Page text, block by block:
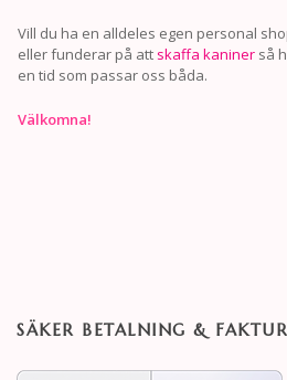
Vill du ha en alldeles egen personal
eller funderar på att skaffa kaniner så
en tid som passar oss båda.
Välkomna!
SÄKER BETALNING &